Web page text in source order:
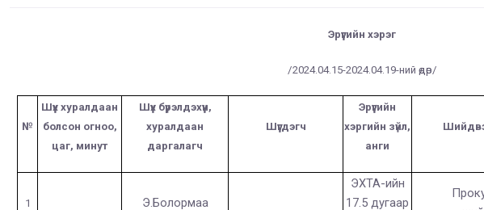
Эрүүгийн хэрэг
/2024.04.15-2024.04.19-ний өдөр/
№
Шүүх хуралдаан
болсон огноо,
цаг, минут
Шүүх бүрэлдэхүүн,
хуралдаан
даргалагч
Шүүгдэгч
Эрүүгийн
хэргийн зүйл,
анги
1
Э.Болормаа
ЭХТА-ийн
17.5 дугаар